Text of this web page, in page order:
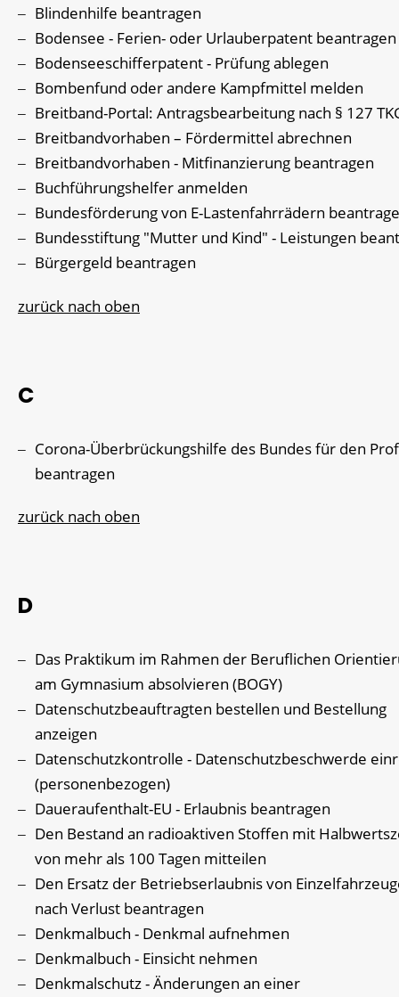
Blindenhilfe beantragen
Bodensee - Ferien- oder Urlauberpatent beantragen
Bodenseeschifferpatent - Prüfung ablegen
Bombenfund oder andere Kampfmittel melden
Breitband-Portal: Antragsbearbeitung nach § 127
Breitbandvorhaben – Fördermittel abrechnen
Breitbandvorhaben - Mitfinanzierung beantragen
Buchführungshelfer anmelden
Bundesförderung von E-Lastenfahrrädern
Bundesstiftung "Mutter und Kind" - Leistungen
Bürgergeld beantragen
zurück nach oben
C
Corona-Überbrückungshilfe des Bundes für den
beantragen
zurück nach oben
D
Das Praktikum im Rahmen der Beruflichen
am Gymnasium absolvieren (BOGY)
Datenschutzbeauftragten bestellen und Bestellung
anzeigen
Datenschutzkontrolle - Datenschutzbeschwerde
(personenbezogen)
Daueraufenthalt-EU - Erlaubnis beantragen
Den Bestand an radioaktiven Stoffen mit
von mehr als 100 Tagen mitteilen
Den Ersatz der Betriebserlaubnis von
nach Verlust beantragen
Denkmalbuch - Denkmal aufnehmen
Denkmalbuch - Einsicht nehmen
Denkmalschutz - Änderungen an einer